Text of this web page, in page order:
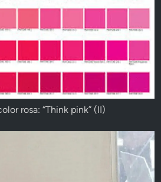
rosa: “Think pink” (II)